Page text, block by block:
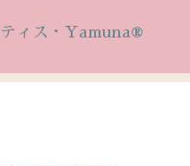
ィス・Yamuna®